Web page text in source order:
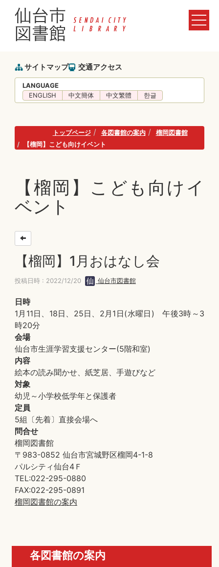
サイトマップ 交通アクセス
LANGUAGE
ENGLISH
中文簡体 中文繁體 한글
トップページ 各図書館の案内
榴岡図書館
【榴岡】こども向けイベント
【榴岡】こども向けイ
ベント
【榴岡】1月おはなし会
投稿日時 : 2022/12/20 仙台市図書館
日時
1月11日、18日、25日、2月1日(水曜日) 午後3時～3
時20分
会場
仙台市生涯学習支援センター(5階和室)
内容
絵本の読み聞かせ、紙芝居、手遊びなど
対象
幼児～小学校低学年と保護者
定員
5組〔先着〕直接会場へ
問合せ
榴岡図書館
〒983-0852 仙台市宮城野区榴岡4-1-8
パルシティ仙台4Ｆ
TEL:022-295-0880
FAX:022-295-0891
榴岡図書館の案内
各図書館の案内